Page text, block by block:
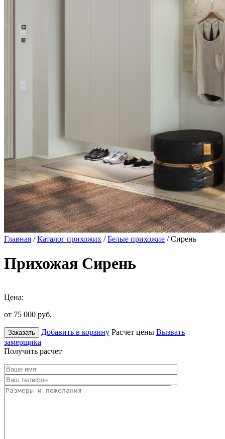
Главная /Каталог прихожих /Белые прихожие / Сирень
Прихожая Сирень
Цена:
от 75 000 руб.
Заказать Добавить в корзину Расчет цены Вызвать
замерщика
Получить расчет